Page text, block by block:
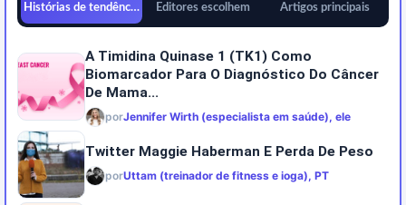
Histórias de tendências Editores escolhem Artigos principais
A Timidina Quinase 1 (TK1) Como
Biomarcador Para O Diagnóstico Do Câncer
De Mama...
porJennifer Wirth (especialista em saúde), ele
Twitter Maggie Haberman E Perda De Peso
porUttam (treinador de fitness e ioga), PT